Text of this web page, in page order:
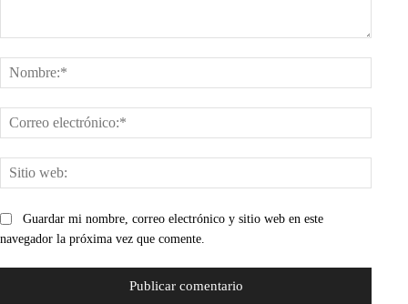
web:
Guardar mi nombre, correo electrónico y sitio web en este
navegador la próxima vez que comente.